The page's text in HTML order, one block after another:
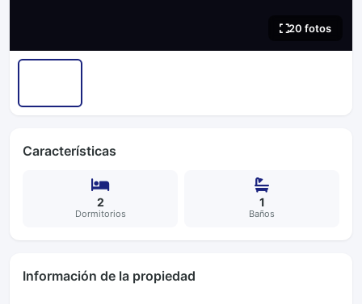
20 fotos
Características
2
Dormitorios
1
Baños
Información de la propiedad